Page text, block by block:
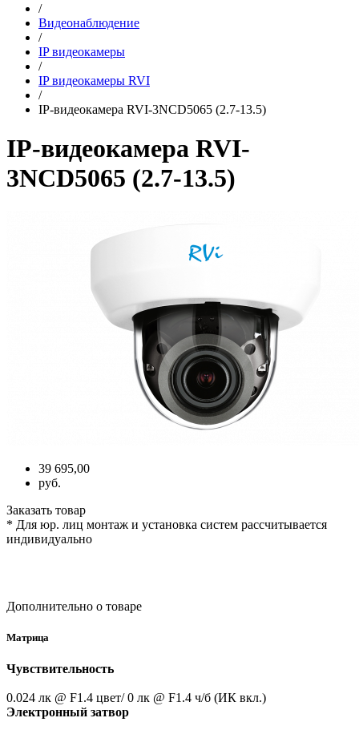
/
Видеонаблюдение
/
IP видеокамеры
/
IP видеокамеры RVI
/
IP-видеокамера RVI-3NCD5065 (2.7-13.5)
IP-видеокамера RVI-
3NCD5065 (2.7-13.5)
39 695,00
руб.
Заказать товар
* Для юр. лиц монтаж и установка систем рассчитывается
индивидуально
Дополнительно о товаре
Матрица
Чувствительность
0.024 лк @ F1.4 цвет/ 0 лк @ F1.4 ч/б (ИК вкл.)
Электронный затвор